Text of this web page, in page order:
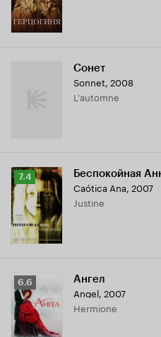
Сонет
Sonnet, 2008
L'automne
Рейтинг
Кинопоиска
7.4
7.4 Беспокойная
Caótica Ana, 2007
Justine
Рейтинг
Кинопоиска
6.6
6.6 Ангел
Angel, 2007
Hermione